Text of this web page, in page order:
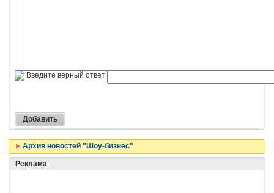
Введите верный ответ
Архив новостей "Шоу-бизнес"
Реклама